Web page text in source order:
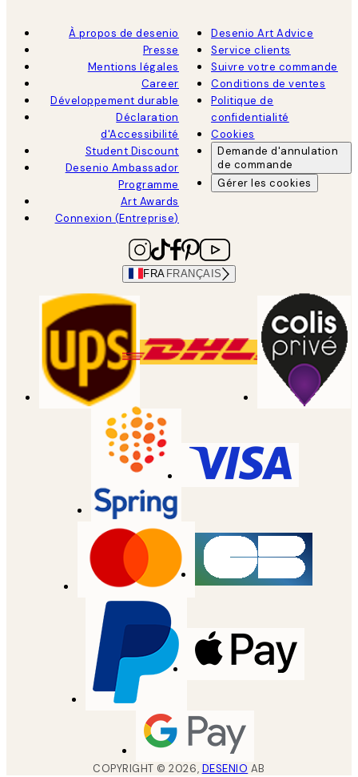
À propos de desenio
Presse
Mentions légales
Career
Développement durable
Déclaration
d'Accessibilité
Student Discount
Desenio Ambassador
Programme
Art Awards
Connexion (Entreprise)
Desenio Art Advice
Service clients
Suivre votre commande
Conditions de ventes
Politique de
confidentialité
Cookies
Demande d'annulation
de commande
Gérer les cookies
FRA FRANÇAIS
COPYRIGHT ©2026, DESENIO AB